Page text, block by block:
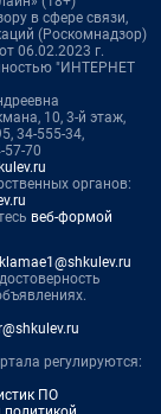
в сфере связи,
(Роскомнадзор)
06.02.2023 г.
"ИНТЕРНЕТ
10, 3-й этаж,
34-555-34,
57-70
органов:
веб-формой
регулируются:
ПО